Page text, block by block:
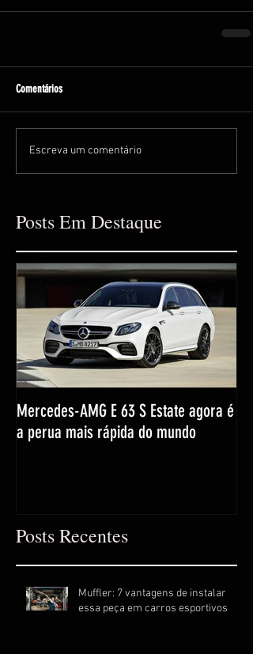
Comentários
Escreva um comentário
Posts Em Destaque
Mercedes-AMG E 63 S Estate agora é
a perua mais rápida do mundo
Posts Recentes
Muffler: 7 vantagens de instalar
essa peça em carros esportivos